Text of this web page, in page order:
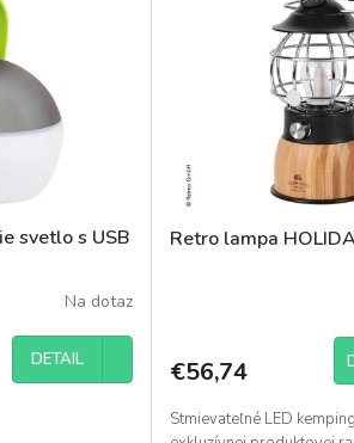
svetlo s USB
Na dotaz
DETAIL
Retro lampa
€56,74
Stmievateľné LED